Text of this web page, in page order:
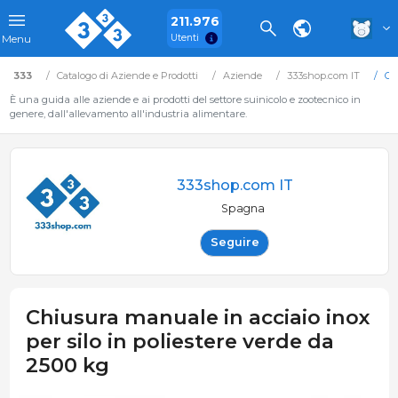
Menu
211.976
Utenti
333 Catalogo di Aziende e Prodotti Aziende 333shop.com IT
È una guida alle aziende e ai prodotti del settore suinicolo e zootecnico in
genere, dall'allevamento all'industria alimentare.
333shop.com IT
Spagna
Seguire
Chiusura manuale in acciaio inox
per silo in poliestere verde da
2500 kg